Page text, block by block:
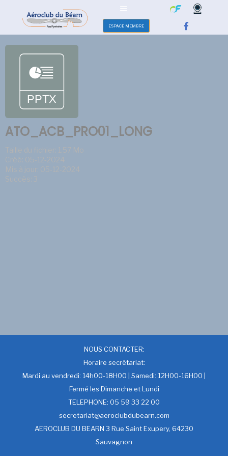
ESPACE MEMBRE
ATO_ACB_PRO01_LONG
Taille du fichier: 1.57 Mo
Créé: 05-12-2024
Mis à jour: 05-12-2024
Succès: 3
NOUS CONTACTER:
Horaire secrétariat:
Mardi au vendredi: 14h00-18H00 | Samedi: 12H00-16H00 |
Fermé les Dimanche et Lundi
TELEPHONE: 05 59 33 22 00
secretariat@aeroclubdubearn.com
AEROCLUB DU BEARN 3 Rue Saint Exupery, 64230
Sauvagnon